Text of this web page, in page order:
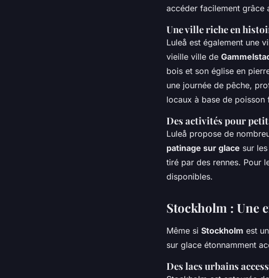
accéder facilement grâce
Une ville riche en
Luleå est également une
vieille ville de
bois et son église en
une journée de pêche,
locaux à base de poisson
Des activités pour
Luleå propose de
patinage sur glace sur
tiré par des rennes. Pour
disponibles.
Stockholm : Une
Même si Stockholm est
sur glace étonnamment
Des lacs urbains